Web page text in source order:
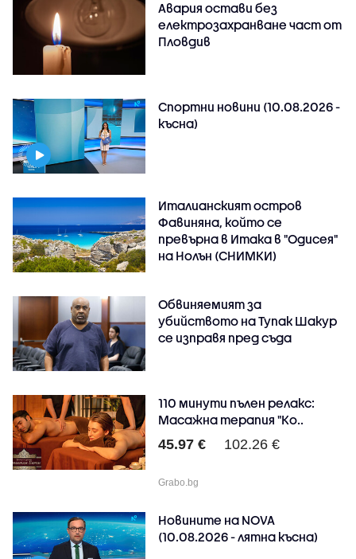
Авария остави без
електрозахранване част от
Пловдив
Спортни новини (10.08.2026 -
късна)
Италианският остров
Фавиняна, който се
превърна в Итака в "Одисея"
на Нолън (СНИМКИ)
Обвиняемият за
убийството на Тупак Шакур
се изправя пред съда
110 минути пълен релакс:
Масажна терапия "Ко..
45.97 € 102.26 €
Grabo.bg
Новините на NOVA
(10.08.2026 - лятна късна)